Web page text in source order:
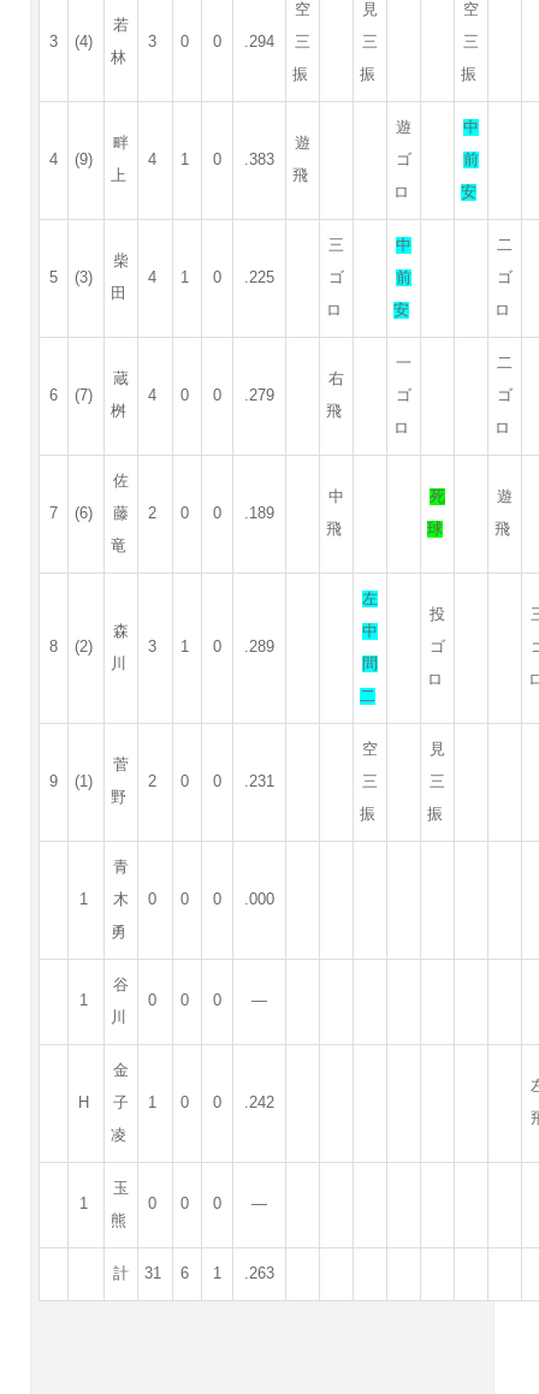
3 (4)
若
林
3 0 0 .294
空
三
振
見
三
振
空
三
振
4 (9)
畔
上
4 1 0 .383
遊
飛
遊
ゴ
ロ
中
前
安
5 (3)
柴
田
4 1 0 .225
三
ゴ
ロ
中
前
安
二
ゴ
ロ
6 (7)
蔵
桝
4 0 0 .279
右
飛
一
ゴ
ロ
二
ゴ
ロ
7 (6)
佐
藤
竜
2 0 0 .189
中
飛
死
球
遊
飛
8 (2)
森
川
3 1 0 .289
左
中
間
二
投
ゴ
ロ
9 (1)
菅
野
2 0 0 .231
空
三
振
見
三
振
1
青
木
勇
0 0 0 .000
1
谷
川
0 0 0 —
H
金
子
凌
1 0 0 .242
1
玉
熊
0 0 0 —
計 31 6 1 .263